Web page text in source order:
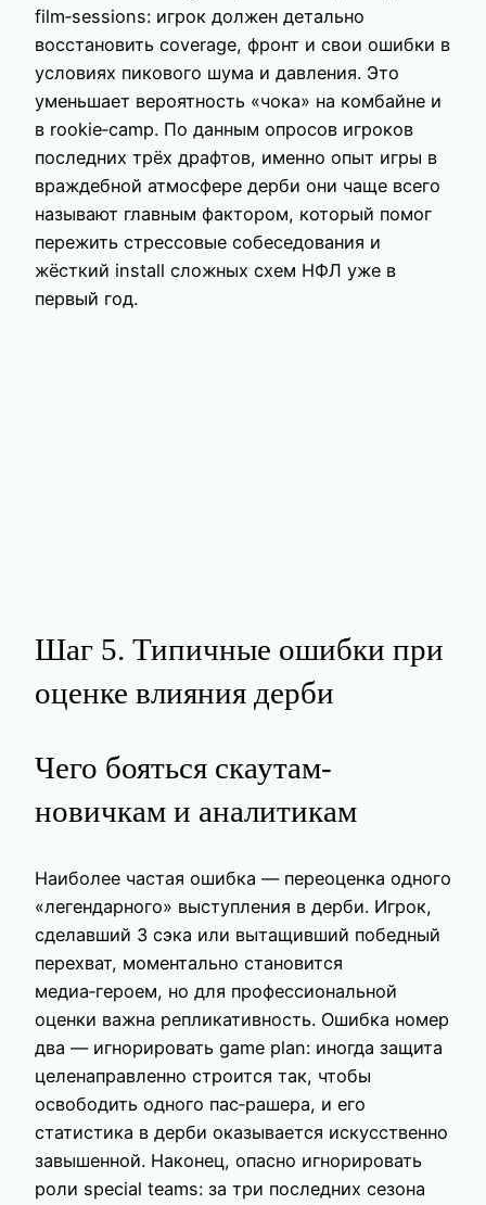
film‑sessions: игрок должен детально
восстановить coverage, фронт и свои ошибки в
условиях пикового шума и давления. Это
уменьшает вероятность «чока» на комбайне и
в rookie‑camp. По данным опросов игроков
последних трёх драфтов, именно опыт игры в
враждебной атмосфере дерби они чаще всего
называют главным фактором, который помог
пережить стрессовые собеседования и
жёсткий install сложных схем НФЛ уже в
первый год.
Шаг 5. Типичные ошибки при
оценке влияния дерби
Чего бояться скаутам-
новичкам и аналитикам
Наиболее частая ошибка — переоценка одного
«легендарного» выступления в дерби. Игрок,
сделавший 3 сэка или вытащивший победный
перехват, моментально становится
медиа‑героем, но для профессиональной
оценки важна репликативность. Ошибка номер
два — игнорировать game plan: иногда защита
целенаправленно строится так, чтобы
освободить одного пас‑рашера, и его
статистика в дерби оказывается искусственно
завышенной. Наконец, опасно игнорировать
роли special teams: за три последних сезона